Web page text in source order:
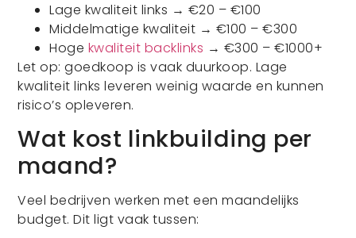
Lage kwaliteit links → €20 – €100
Middelmatige kwaliteit → €100 – €300
Hoge kwaliteit backlinks → €300 – €1000+
Let op: goedkoop is vaak duurkoop. Lage
kwaliteit links leveren weinig waarde en kunnen
risico’s opleveren.
Wat kost linkbuilding per
maand?
Veel bedrijven werken met een maandelijks
budget. Dit ligt vaak tussen: